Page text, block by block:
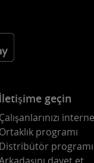
İletişime geçin
Çalışanlarınızı
Ortaklık programı
Distribütör programı